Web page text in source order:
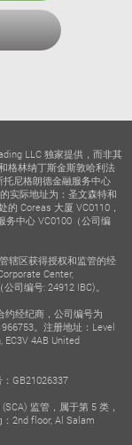
LLC 独家提供，而非其
格林纳丁斯金斯敦哈利法
尼格朗德金融服务中心
实际地址为：圣文森特和
Coreas 大厦 VC0110，
务中心 VC0100（公司编
辖区获得授权和监管的经
Center,
司编号: 24912 IBC)。
约经纪商，公司编号为
。注册地址：Level
4AB United
GB21026337
监管，属于第 5 类，
2nd floor, Al Salam